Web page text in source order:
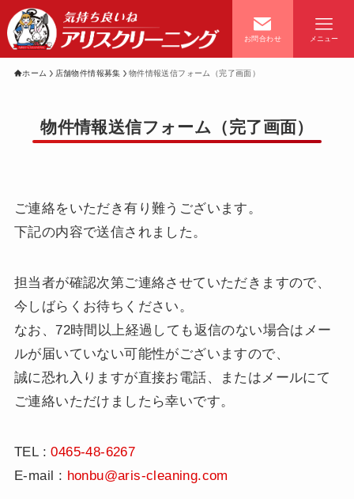
ホーム お知らせ
よくあるご質問
お問い合わせ 採用情報
お問合わせ メニュー
ホーム 店舗物件情報募集 物件情報送信フォーム（完了画面）
物件情報送信フォーム（完了画面）
ご連絡をいただき有り難うございます。
下記の内容で送信されました。
担当者が確認次第ご連絡させていただきますので、
今しばらくお待ちください。
なお、72時間以上経過しても返信のない場合はメー
ルが届いていない可能性がございますので、
誠に恐れ入りますが直接お電話、またはメールにて
ご連絡いただけましたら幸いです。
TEL :0465-48-6267
E-mail : honbu@aris-cleaning.com